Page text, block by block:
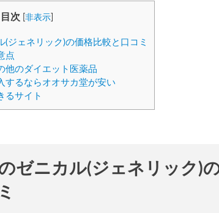
目次 非表示
(ジェネリック)の価格比較と口コミ
点
他のダイエット医薬品
るならオオサカ堂が安い
るサイト
ゼニカル(ジェネリック)